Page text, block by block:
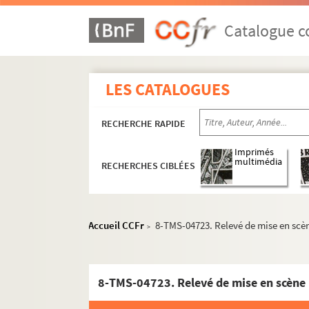
Catalogue
LES CATALOGUES
RECHERCHE RAPIDE
RECHERCHES CIBLÉES
Imprimés
multimédia
Accueil CCFr > 8-TMS-04723. Relevé de mise en
8-TMS-04723. Relevé de mise en scène
Casimir Delavigne. Les vêpres siciliennes :
Pierre Veber, G. Guinson. La vérité toute
Léon Gandillot. Vers l'amour : pièce en 5
Charles Méré. Le vertige : pièce en 4 actes.
Michel Provins. Le vertige : comédie en 4
Paul Nivoix. La victoire de Paris : pièce en 4
Jacques Brindejont-Offenbach. La victoire
Roger Vitrac. Victor ou les enfants au
Léopold Marchand, André Adorjan. La vie
Marcel Achard. La vie est belle : comédie